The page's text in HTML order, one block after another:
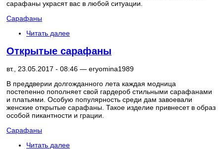
сарафаны украсят вас в любой ситуации.
Сарафаны
Читать далее
Открытые сарафаны
вт., 23.05.2017 - 08:46 — eryomina1989
В преддверии долгожданного лета каждая модница
постепенно пополняет свой гардероб стильными сарафанами
и платьями. Особую популярность среди дам завоевали
женские открытые сарафаны. Такое изделие привнесет в образ
особой пикантности и грации.
Сарафаны
Читать далее